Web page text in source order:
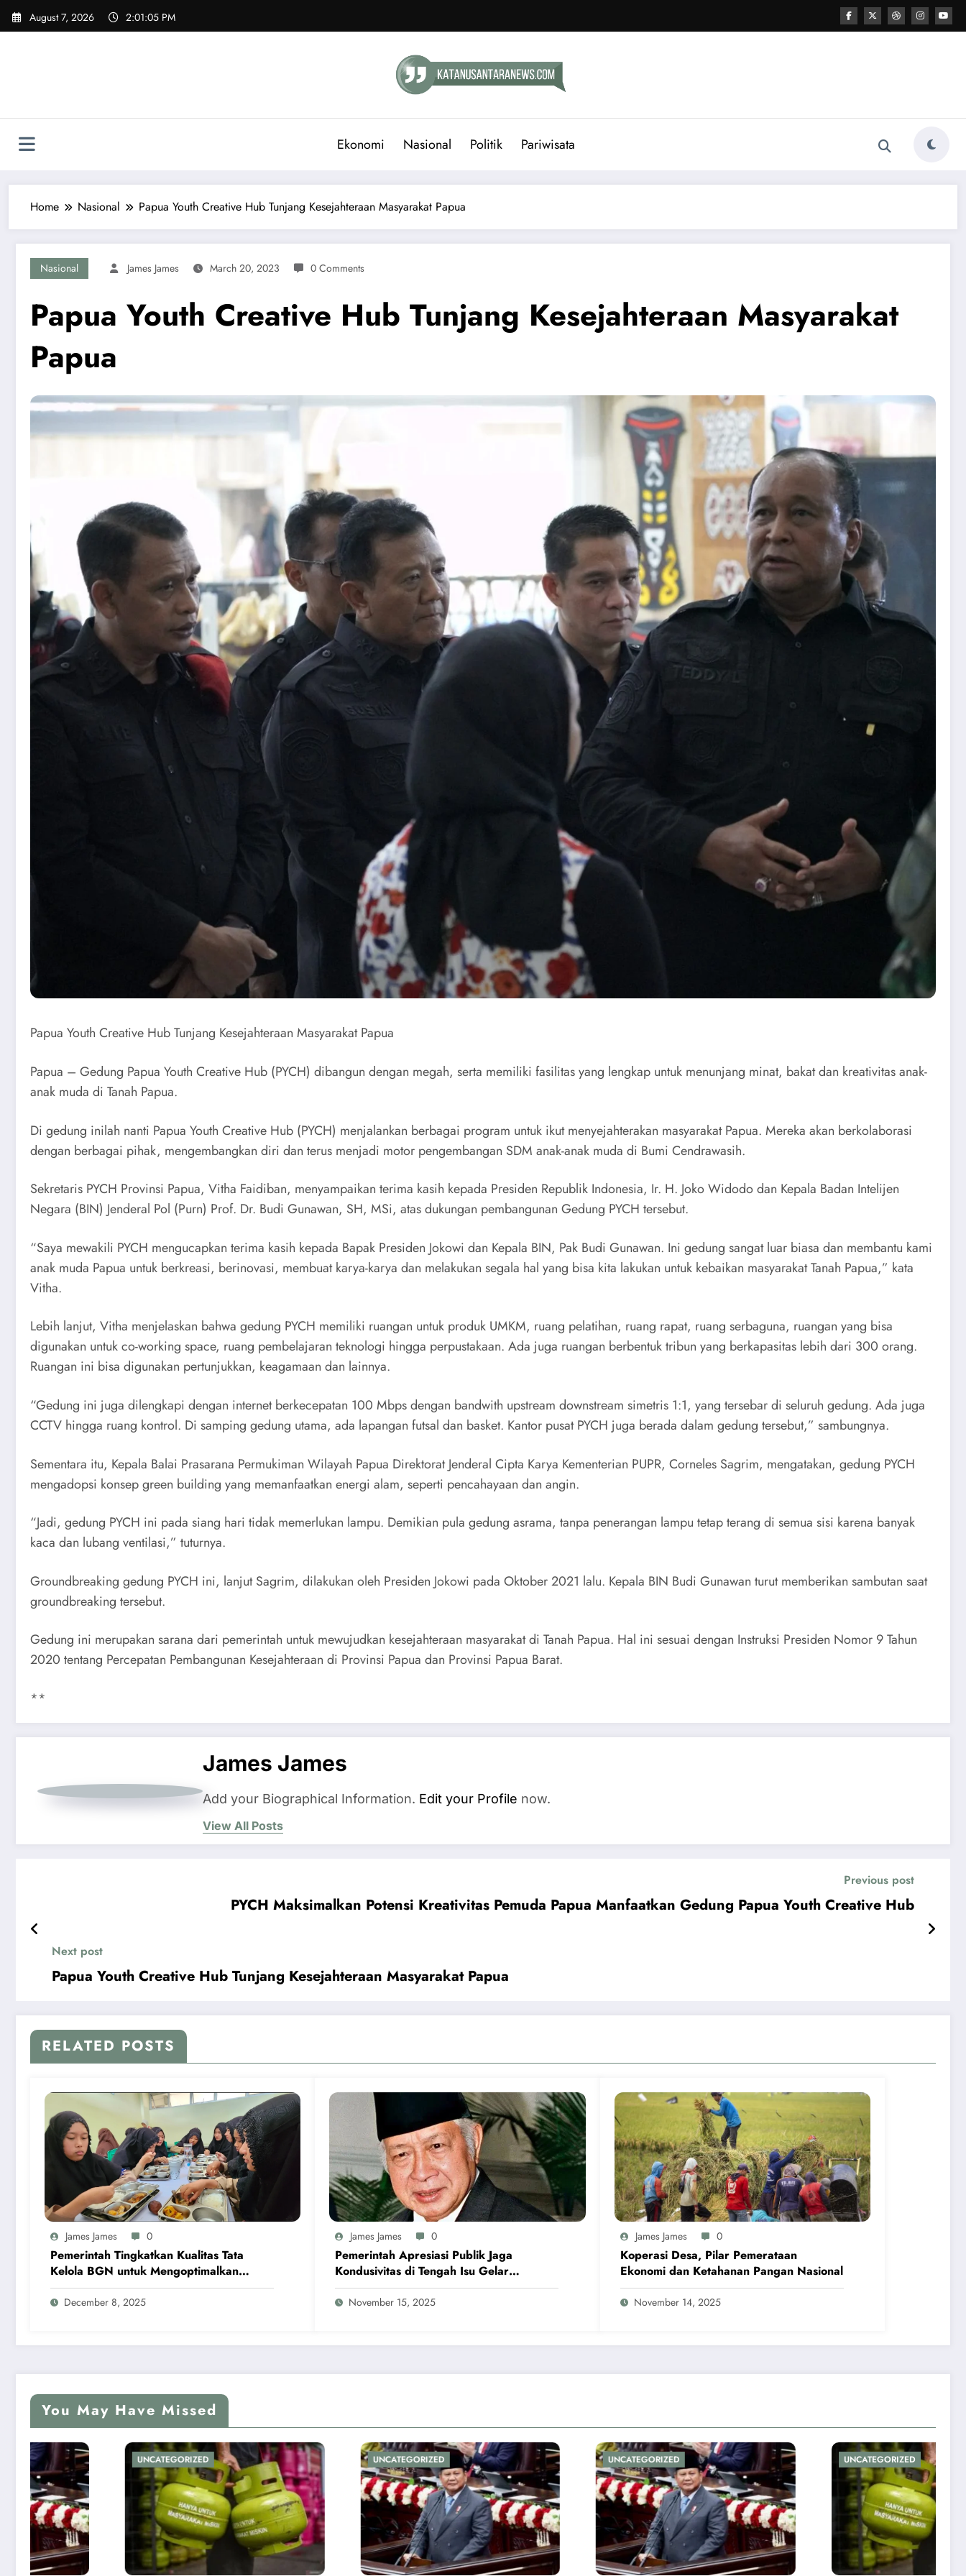
Skip
August 7, 2026 2:01:07 PM
Ekonomi Nasional Politik Pariwisata
Home Nasional Papua Youth Creative Hub Tunjang Kesejahteraan Masyarakat Papua
Nasional James James March 20, 2023 0 Comments
Papua Youth Creative Hub Tunjang Kesejahteraan Masyarakat
Papua
Papua Youth Creative Hub Tunjang Kesejahteraan Masyarakat Papua
Papua – Gedung Papua Youth Creative Hub (PYCH) dibangun dengan megah, serta memiliki fasilitas yang lengkap untuk menunjang minat, bakat dan kreativitas anak-
anak muda di Tanah Papua.
Di gedung inilah nanti Papua Youth Creative Hub (PYCH) menjalankan berbagai program untuk ikut menyejahterakan masyarakat Papua. Mereka akan berkolaborasi
dengan berbagai pihak, mengembangkan diri dan terus menjadi motor pengembangan SDM anak-anak muda di Bumi Cendrawasih.
Sekretaris PYCH Provinsi Papua, Vitha Faidiban, menyampaikan terima kasih kepada Presiden Republik Indonesia, Ir. H. Joko Widodo dan Kepala Badan Intelijen
Negara (BIN) Jenderal Pol (Purn) Prof. Dr. Budi Gunawan, SH, MSi, atas dukungan pembangunan Gedung PYCH tersebut.
“Saya mewakili PYCH mengucapkan terima kasih kepada Bapak Presiden Jokowi dan Kepala BIN, Pak Budi Gunawan. Ini gedung sangat luar biasa dan membantu kami
anak muda Papua untuk berkreasi, berinovasi, membuat karya-karya dan melakukan segala hal yang bisa kita lakukan untuk kebaikan masyarakat Tanah Papua,” kata
Vitha.
Lebih lanjut, Vitha menjelaskan bahwa gedung PYCH memiliki ruangan untuk produk UMKM, ruang pelatihan, ruang rapat, ruang serbaguna, ruangan yang bisa
digunakan untuk co-working space, ruang pembelajaran teknologi hingga perpustakaan. Ada juga ruangan berbentuk tribun yang berkapasitas lebih dari 300 orang.
Ruangan ini bisa digunakan pertunjukkan, keagamaan dan lainnya.
“Gedung ini juga dilengkapi dengan internet berkecepatan 100 Mbps dengan bandwith upstream downstream simetris 1:1, yang tersebar di seluruh gedung. Ada juga
CCTV hingga ruang kontrol. Di samping gedung utama, ada lapangan futsal dan basket. Kantor pusat PYCH juga berada dalam gedung tersebut,” sambungnya.
Sementara itu, Kepala Balai Prasarana Permukiman Wilayah Papua Direktorat Jenderal Cipta Karya Kementerian PUPR, Corneles Sagrim, mengatakan, gedung PYCH
mengadopsi konsep green building yang memanfaatkan energi alam, seperti pencahayaan dan angin.
“Jadi, gedung PYCH ini pada siang hari tidak memerlukan lampu. Demikian pula gedung asrama, tanpa penerangan lampu tetap terang di semua sisi karena banyak
kaca dan lubang ventilasi,” tuturnya.
Groundbreaking gedung PYCH ini, lanjut Sagrim, dilakukan oleh Presiden Jokowi pada Oktober 2021 lalu. Kepala BIN Budi Gunawan turut memberikan sambutan saat
groundbreaking tersebut.
Gedung ini merupakan sarana dari pemerintah untuk mewujudkan kesejahteraan masyarakat di Tanah Papua. Hal ini sesuai dengan Instruksi Presiden Nomor 9 Tahun
2020 tentang Percepatan Pembangunan Kesejahteraan di Provinsi Papua dan Provinsi Papua Barat.
**
James James
Add your Biographical Information. Edit your Profile now.
View All Posts
Previous post
PYCH Maksimalkan Potensi Kreativitas Pemuda Papua Manfaatkan Gedung Papua Youth Creative Hub
Next post
Papua Youth Creative Hub Tunjang Kesejahteraan Masyarakat Papua
RELATED POSTS
James James 0
Pemerintah Tingkatkan Kualitas Tata
Kelola BGN untuk Mengoptimalkan
Program MBG
December 8, 2025
James James 0
Pemerintah Apresiasi Publik Jaga
Kondusivitas di Tengah Isu Gelar
Pahlawan Soeharto
November 15, 2025
James James 0
Koperasi Desa, Pilar Pemerataan
Ekonomi dan Ketahanan Pangan Nasional
November 14, 2025
You May Have Missed
UNCATEGORIZED UNCATEGORIZED UNCATEGORIZED UNCATEGORIZED